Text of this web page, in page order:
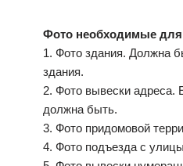
Фото необходимые для
1. Фото здания. Должна
здания.
2. Фото вывески адреса.
должна быть.
3. Фото придомовой
4. Фото подъезда с